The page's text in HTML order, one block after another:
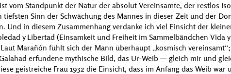
vom Standpunkt der Natur der absolut Vereinsamte, der restlos
tiefsten Sinn der Schwächung des Mannes in dieser Zeit und der
Und in diesem Zusammenhang verdanke ich viel Einsicht der
y Libertad (Einsamkeit und Freiheit im Sammelbändchen Vida
Marañón fühlt sich der Mann überhaupt kosmisch vereinsamt
erfundene mythische Bild, das Ur-Weib — gleich mir und
geistreiche Frau 1932 die Einsicht, dass im Anfang das Weib